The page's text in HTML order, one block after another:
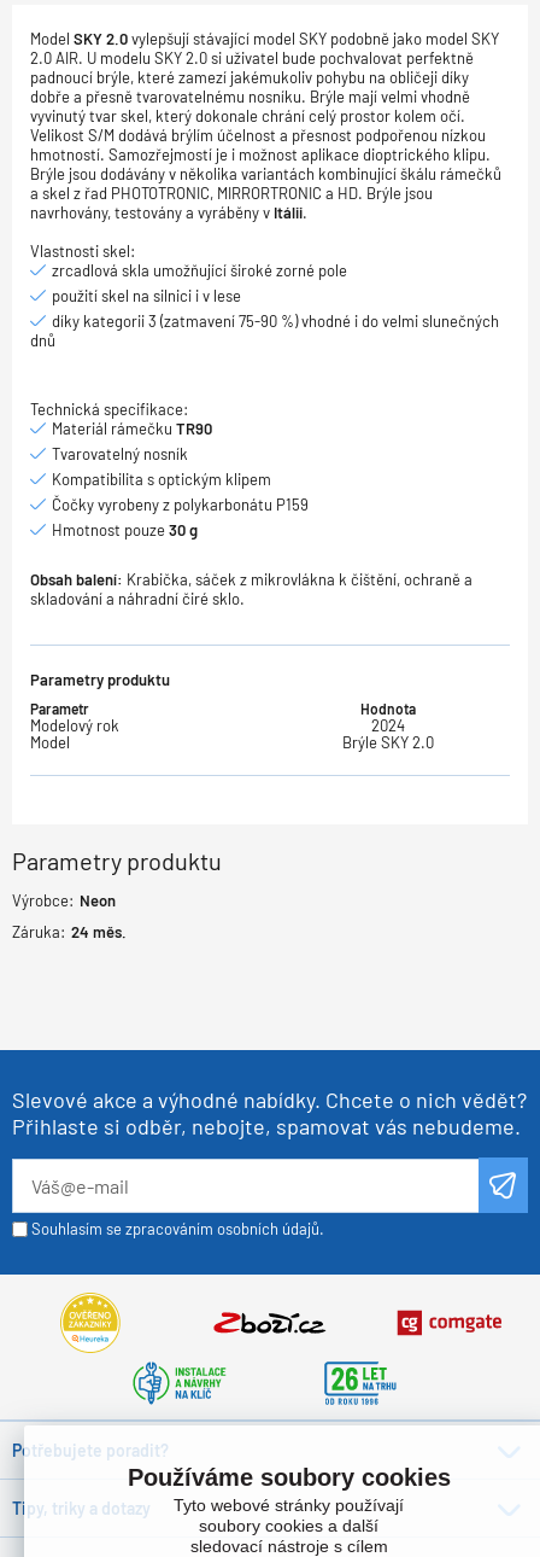
Model SKY 2.0vylepšují stávající model SKY podobně jako model SKY
2.0 AIR. U modelu SKY 2.0 si uživatel bude pochvalovat perfektně
padnoucí brýle, které zamezí jakémukoliv pohybu na obličeji díky
dobře a přesně tvarovatelnému nosníku. Brýle mají velmi vhodně
vyvinutý tvar skel, který dokonale chrání celý prostor kolem očí.
Velikost S/M dodává brýlím účelnost a přesnost podpořenou nízkou
hmotností. Samozřejmostí je i možnost aplikace dioptrického klipu.
Brýle jsou dodávány v několika variantách kombinující škálu rámečků
a skel z řad PHOTOTRONIC, MIRRORTRONIC a HD. Brýle jsou
navrhovány, testovány a vyráběny v Itálii.
Vlastnosti skel:
zrcadlová skla umožňující široké zorné pole
použití skel na silnici i v lese
díky kategorii 3 (zatmavení 75-90 %) vhodné i do velmi slunečných
dnů
Technická specifikace:
Materiál rámečku TR90
Tvarovatelný nosník
Kompatibilita s optickým klipem
Čočky vyrobeny z polykarbonátu P159
Hmotnost pouze30 g
Obsah balení: Krabička, sáček z mikrovlákna k čištění, ochraně a
skladování a náhradní čiré sklo.
Parametry produktu
Parametr Hodnota
Modelový rok
2024
Model
Brýle SKY 2.0
Parametry produktu
Výrobce: Neon
Záruka: 24 měs.
Slevové akce a výhodné nabídky. Chcete o nich vědět?
Přihlaste si odběr, nebojte, spamovat vás nebudeme.
Souhlasím se zpracováním osobních údajů.
Potřebujete poradit?
Tipy, triky a dotazy
Používáme soubory cookies
Tyto webové stránky používají
soubory cookies a další
sledovací nástroje s cílem